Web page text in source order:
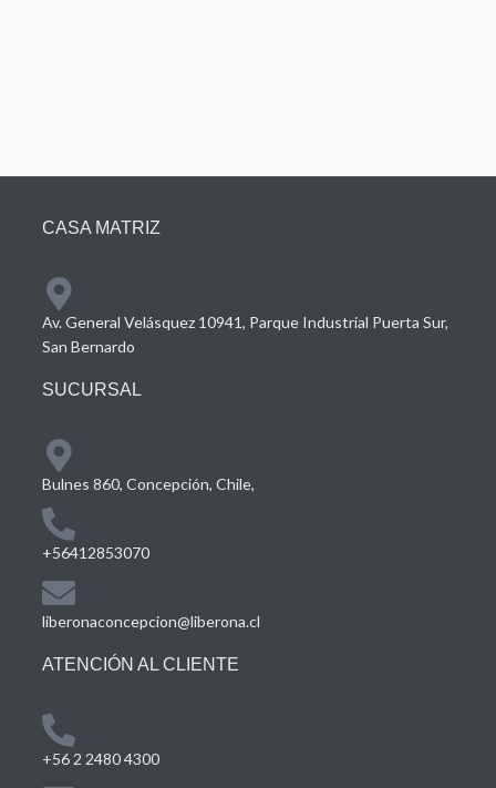
CASA MATRIZ
Av. General Velásquez 10941, Parque Industrial Puerta Sur,
San Bernardo
SUCURSAL
Bulnes 860, Concepción, Chile,
+56412853070
liberonaconcepcion@liberona.cl
ATENCIÓN AL CLIENTE
+56 2 2480 4300